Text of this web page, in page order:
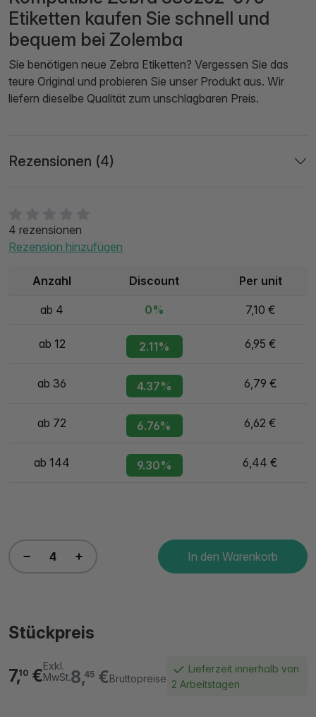
4 rezensionen
Rezension hinzufügen
Anzahl Discount Per unit
ab 4 0% 7,10 €
ab 12 2.11% 6,95 €
ab 36 4.37% 6,79 €
ab 72 6.76% 6,62 €
ab 144 9.30% 6,44 €
In den Warenkorb
Stückpreis
8,45€Bruttopreise
7,10 €Exkl.
MwSt.
Lieferzeit innerhalb von
2 Arbeitstagen
Etiketten kaufen Sie schnell und
bequem bei Zolemba
Sie benötigen neue Zebra Etiketten? Vergessen Sie das
teure Original und probieren Sie unser Produkt aus. Wir
liefern dieselbe Qualität zum unschlagbaren Preis.
Rezensionen (4)